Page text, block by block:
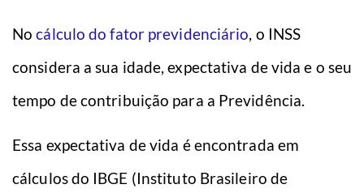
Nocálculo do fator previdenciário, o INSS
considera a sua idade, expectativa de vida e o seu
tempo de contribuição para a Previdência.
Essa expectativa de vida é encontrada em
cálculos do IBGE (Instituto Brasileiro de